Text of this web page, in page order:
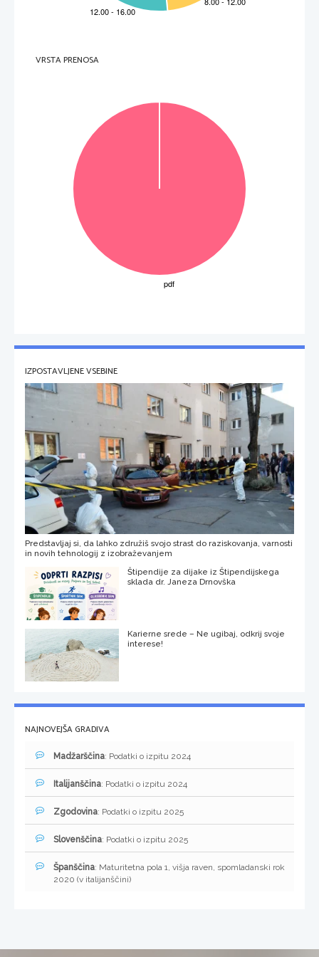
VRSTA PRENOSA
IZPOSTAVLJENE VSEBINE
Predstavljaj si, da lahko združiš svojo strast do raziskovanja, varnosti
in novih tehnologij z izobraževanjem
Štipendije za dijake iz Štipendijskega
sklada dr. Janeza Drnovška
Karierne srede – Ne ugibaj, odkrij svoje
interese!
NAJNOVEJŠA GRADIVA
Madžarščina: Podatki o izpitu 2024
Italijanščina: Podatki o izpitu 2024
Zgodovina: Podatki o izpitu 2025
Slovenščina: Podatki o izpitu 2025
Španščina: Maturitetna pola 1, višja raven, spomladanski rok
2020 (v italijanščini)